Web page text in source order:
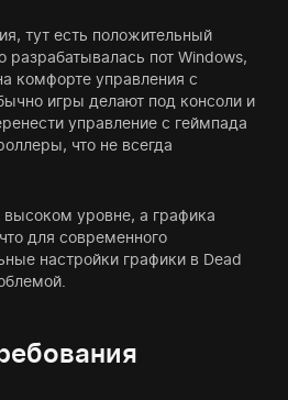
тут есть положительный
разрабатывалась пот Windows,
комфорте управления с
игры делают под консоли и
управление с геймпада
что не всегда
уровне, а графика
для современного
настройки графики в Dead